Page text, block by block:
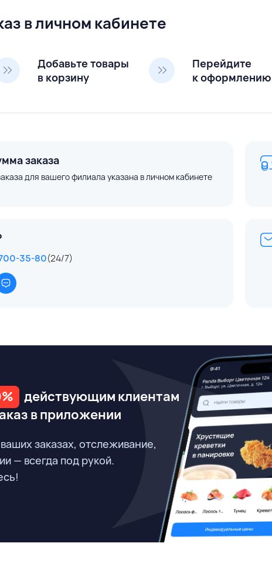
в личном кабинете
Добавьте товары
в корзину
Перейдите
к оформлению
заказа
для вашего филиала указана в личном кабинете
35-80(24/7)
действующим клиентам
в приложении
заказах, отслеживание,
— всегда под рукой.